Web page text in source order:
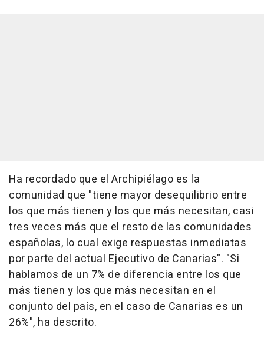
Ha recordado que el Archipiélago es la
comunidad que "tiene mayor desequilibrio entre
los que más tienen y los que más necesitan, casi
tres veces más que el resto de las comunidades
españolas, lo cual exige respuestas inmediatas
por parte del actual Ejecutivo de Canarias". "Si
hablamos de un 7% de diferencia entre los que
más tienen y los que más necesitan en el
conjunto del país, en el caso de Canarias es un
26%", ha descrito.